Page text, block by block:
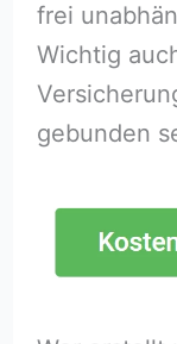
frei
Wichtig
gebunden